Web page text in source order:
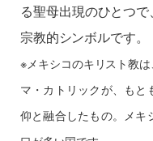
る聖母出現のひとつ
宗教的シンボルです。
※メキシコのキリスト教
マ・カトリックが、も
仰と融合したもの。メキ